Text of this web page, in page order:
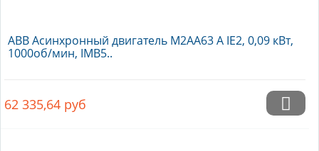
ABB Асинхронный двигатель M2AA63 A IE2, 0,09 кВт,
1000об/мин, IMB5..
62 335,64 руб